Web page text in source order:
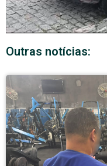
Outras notícias: